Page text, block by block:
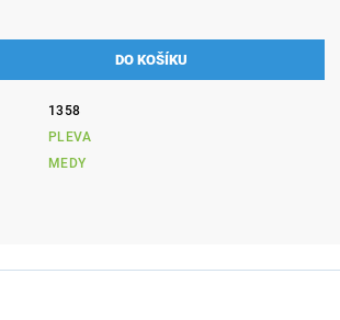
1358
PLEVA
MEDY